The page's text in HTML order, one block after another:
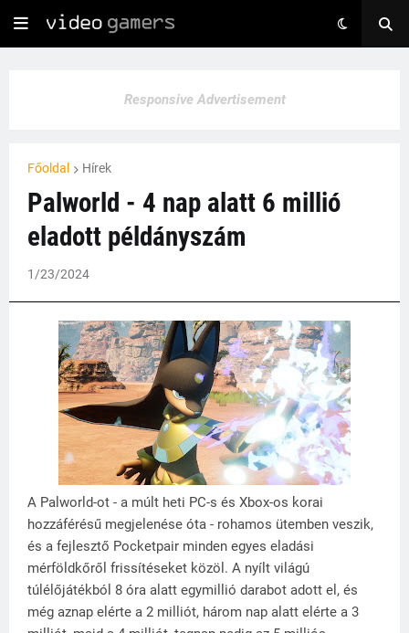
Responsive Advertisement
Főoldal Hírek
Palworld - 4 nap alatt 6 millió
eladott példányszám
1/23/2024
A Palworld-ot - a múlt heti PC-s és Xbox-os korai
hozzáférésű megjelenése óta - rohamos ütemben veszik,
és a fejlesztő Pocketpair minden egyes eladási
mérföldkőről frissítéseket közöl. A nyílt világú
túlélőjátékból 8 óra alatt egymillió darabot adott el, és
még aznap elérte a 2 milliót, három nap alatt elérte a 3